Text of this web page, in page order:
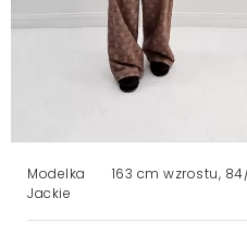
Modelka
Jackie
163 cm wzrostu,